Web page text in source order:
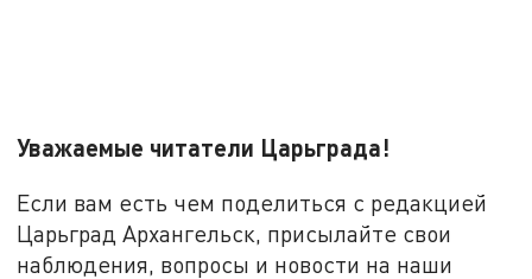
Уважаемые читатели Царьграда!
Если вам есть чем поделиться с редакцией
Царьград Архангельск, присылайте свои
наблюдения, вопросы и новости на наши